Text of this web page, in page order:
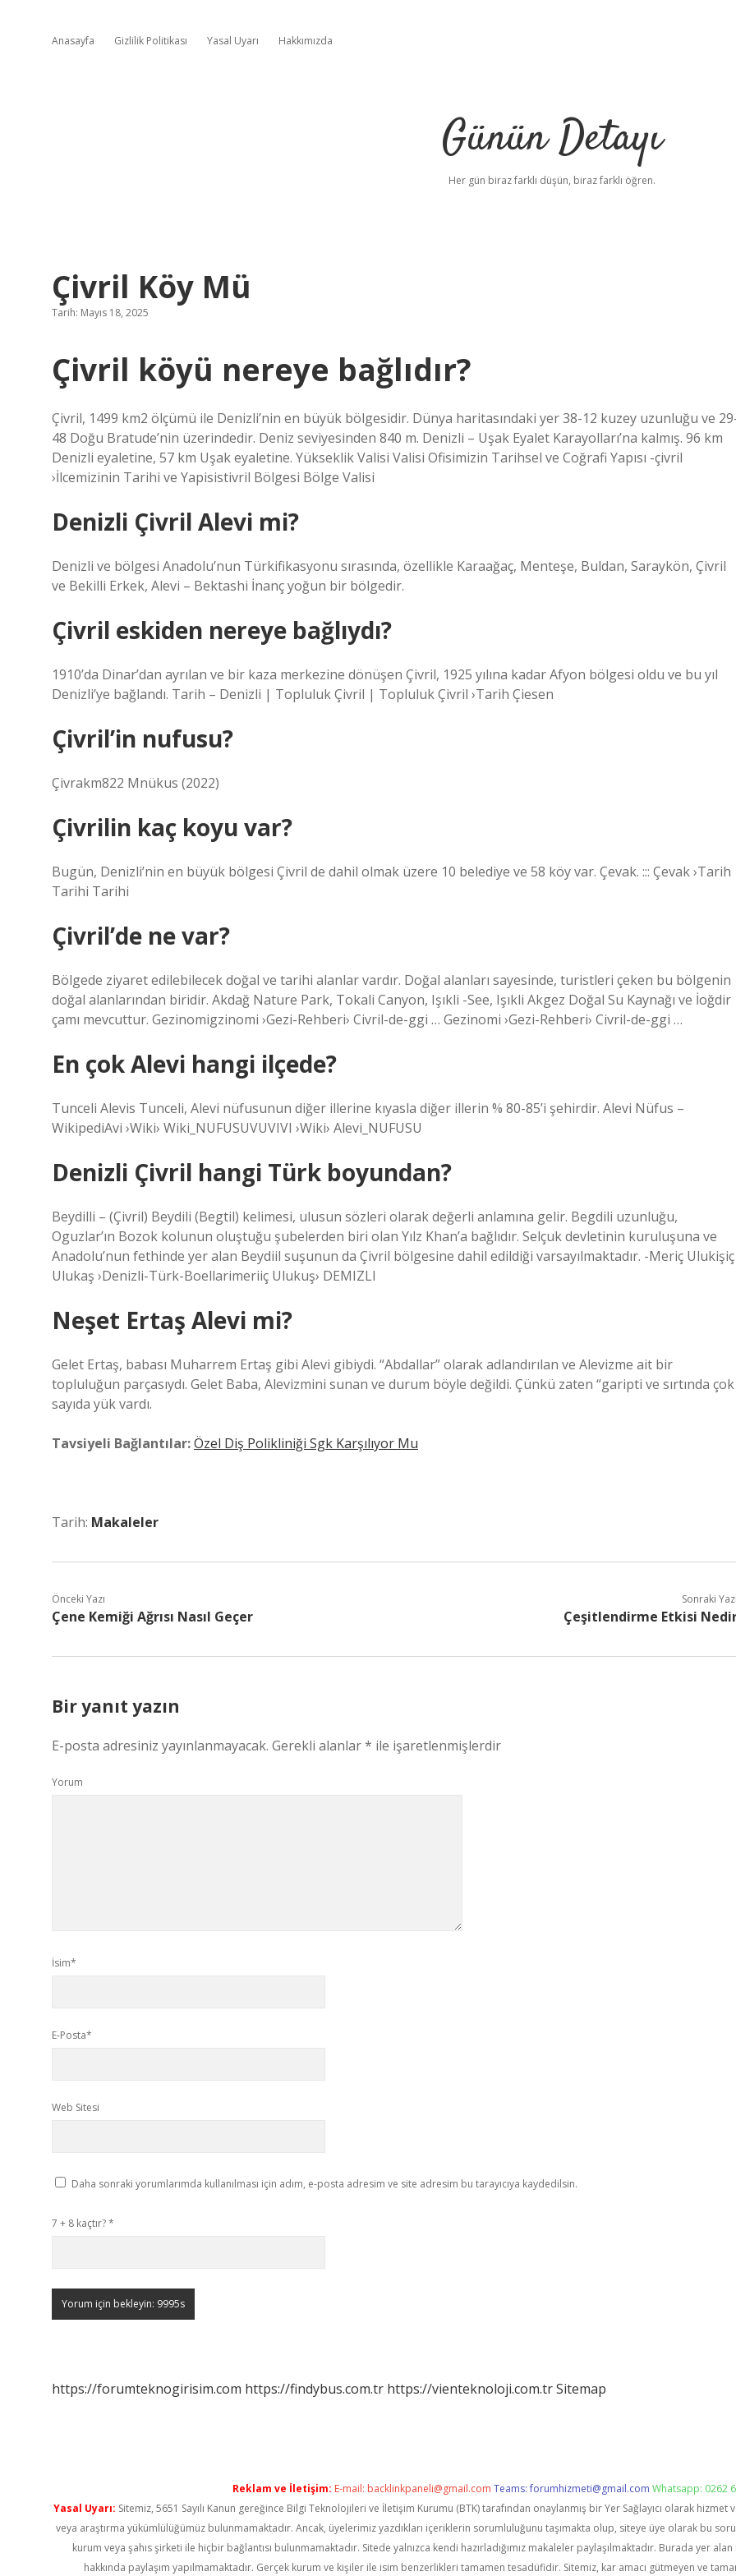
Anasayfa Gizlilik Politikası Yasal Uyarı Hakkımızda
Günün Detayı
Her gün biraz farklı düşün, biraz farklı öğren.
Çivril Köy Mü
Tarih: Mayıs 18, 2025
Çivril köyü nereye bağlıdır?
Çivril, 1499 km2 ölçümü ile Denizli’nin en büyük bölgesidir. Dünya haritasındaki yer 38-12 kuzey uzunluğu ve
48 Doğu Bratude’nin üzerindedir. Deniz seviyesinden 840 m. Denizli – Uşak Eyalet Karayolları’na kalmış. 96 km
Denizli eyaletine, 57 km Uşak eyaletine. Yükseklik Valisi Valisi Ofisimizin Tarihsel ve Coğrafi Yapısı -çivril
›İlcemizinin Tarihi ve Yapisistivril Bölgesi Bölge Valisi
Denizli Çivril Alevi mi?
Denizli ve bölgesi Anadolu’nun Türkifikasyonu sırasında, özellikle Karaağaç, Menteşe, Buldan, Saraykön, Çivril
ve Bekilli Erkek, Alevi – Bektashi İnanç yoğun bir bölgedir.
Çivril eskiden nereye bağlıydı?
1910’da Dinar’dan ayrılan ve bir kaza merkezine dönüşen Çivril, 1925 yılına kadar Afyon bölgesi oldu ve bu yıl
Denizli’ye bağlandı. Tarih – Denizli | Topluluk Çivril | Topluluk Çivril ›Tarih Çiesen
Çivril’in nufusu?
Çivrakm822 Mnükus (2022)
Çivrilin kaç koyu var?
Bugün, Denizli’nin en büyük bölgesi Çivril de dahil olmak üzere 10 belediye ve 58 köy var. Çevak. ::: Çevak ›Tarih
Tarihi Tarihi
Çivril’de ne var?
Bölgede ziyaret edilebilecek doğal ve tarihi alanlar vardır. Doğal alanları sayesinde, turistleri çeken bu bölgenin
doğal alanlarından biridir. Akdağ Nature Park, Tokali Canyon, Işıkli -See, Işıkli Akgez Doğal Su Kaynağı ve İoğdir
çamı mevcuttur. Gezinomigzinomi ›Gezi-Rehberi› Civril-de-ggi … Gezinomi ›Gezi-Rehberi› Civril-de-ggi …
En çok Alevi hangi ilçede?
Tunceli Alevis Tunceli, Alevi nüfusunun diğer illerine kıyasla diğer illerin % 80-85’i şehirdir. Alevi Nüfus –
WikipediAvi ›Wiki› Wiki_NUFUSUVUVIVI ›Wiki› Alevi_NUFUSU
Denizli Çivril hangi Türk boyundan?
Beydilli – (Çivril) Beydili (Begtil) kelimesi, ulusun sözleri olarak değerli anlamına gelir. Begdili uzunluğu,
Oguzlar’ın Bozok kolunun oluştuğu şubelerden biri olan Yılz Khan’a bağlıdır. Selçuk devletinin kuruluşuna ve
Anadolu’nun fethinde yer alan Beydiil suşunun da Çivril bölgesine dahil edildiği varsayılmaktadır. -Meriç Ulukişiç
Ulukaş ›Denizli-Türk-Boellarimeriiç Ulukuş› DEMIZLI
Neşet Ertaş Alevi mi?
Gelet Ertaş, babası Muharrem Ertaş gibi Alevi gibiydi. “Abdallar” olarak adlandırılan ve Alevizme ait bir
topluluğun parçasıydı. Gelet Baba, Alevizmini sunan ve durum böyle değildi. Çünkü zaten “garipti ve sırtında çok
sayıda yük vardı.
Tavsiyeli Bağlantılar:Özel Diş Polikliniği Sgk Karşılıyor Mu
Tarih: Makaleler
Önceki Yazı
Çene Kemiği Ağrısı Nasıl Geçer
Sonraki
Çeşitlendirme Etkisi
Bir yanıt yazın
E-posta adresiniz yayınlanmayacak. Gerekli alanlar* ile işaretlenmişlerdir
Yorum
İsim*
E-Posta*
Web Sitesi
Daha sonraki yorumlarımda kullanılması için adım, e-posta adresim ve site adresim bu tarayıcıya kaydedilsin.
7 + 8 kaçtır?*
https://forumteknogirisim.com https://findybus.com.tr https://vienteknoloji.com.trSitemap
Reklam ve İletişim: E-mail: backlinkpaneli@gmail.com Teams:forumhizmeti@gmail.com Whatsapp: 0262
Yasal Uyarı: Sitemiz, 5651 Sayılı Kanun gereğince Bilgi Teknolojileri ve İletişim Kurumu (BTK) tarafından onaylanmış bir Yer Sağlayıcı olarak
veya araştırma yükümlülüğümüz bulunmamaktadır. Ancak, üyelerimiz yazdıkları içeriklerin sorumluluğunu taşımakta olup, siteye üye olarak bu
kurum veya şahıs şirketi ile hiçbir bağlantısı bulunmamaktadır. Sitede yalnızca kendi hazırladığımız makaleler paylaşılmaktadır. Burada yer
hakkında paylaşım yapılmamaktadır. Gerçek kurum ve kişiler ile isim benzerlikleri tamamen tesadüfidir. Sitemiz, kar amacı gütmeyen ve